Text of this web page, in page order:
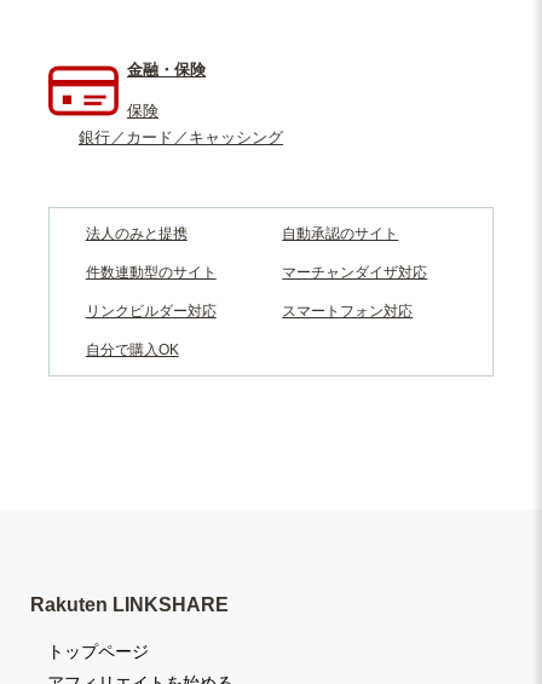
金融・保険
保険
銀行／カード／キャッシング
法人のみと提携 自動承認のサイト
件数連動型のサイト マーチャンダイザ対応
リンクビルダー対応 スマートフォン対応
自分で購入OK
Rakuten LINKSHARE
トップページ